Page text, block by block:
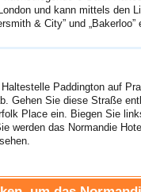
und kann mittels den
& City” und „Bakerloo”
Paddington auf
Gehen Sie diese Straße
Place ein. Biegen Sie
werden das Normandie